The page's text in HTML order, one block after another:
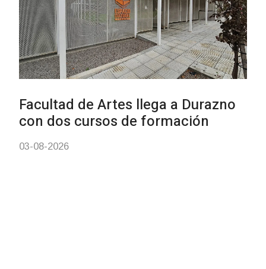
Siniestro laboral con tiernizadora
de carne
01-08-2026